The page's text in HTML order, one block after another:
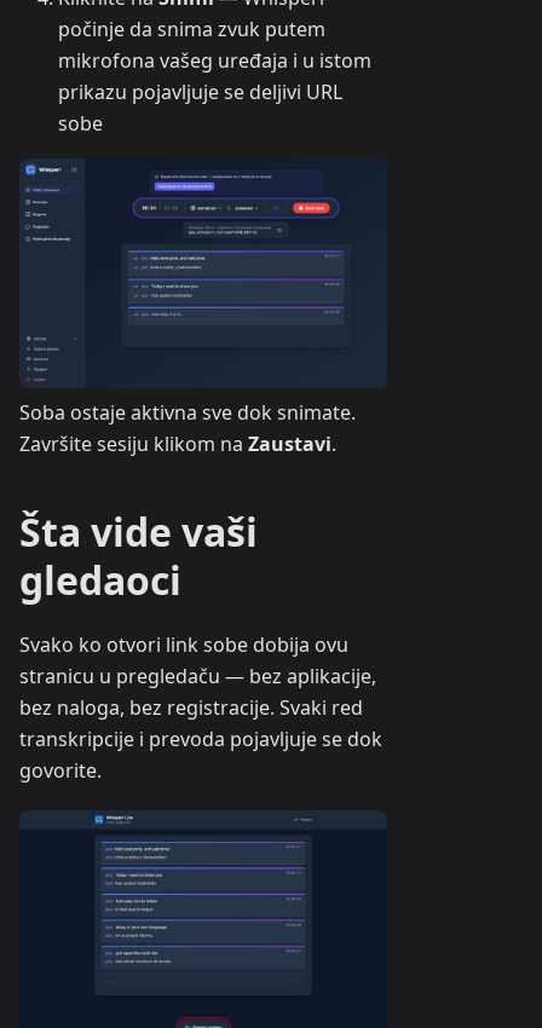
počinje da snima zvuk putem
mikrofona vašeg uređaja i u istom
prikazu pojavljuje se deljivi URL
sobe
Soba ostaje aktivna sve dok snimate.
Završite sesiju klikom na Zaustavi.
Šta vide vaši
gledaoci
Svako ko otvori link sobe dobija ovu
stranicu u pregledaču — bez aplikacije,
bez naloga, bez registracije. Svaki red
transkripcije i prevoda pojavljuje se dok
govorite.